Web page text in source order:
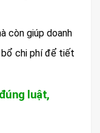
còn giúp doanh
bổ chi phí để tiết
luật,